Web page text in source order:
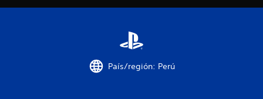
País/región: Perú